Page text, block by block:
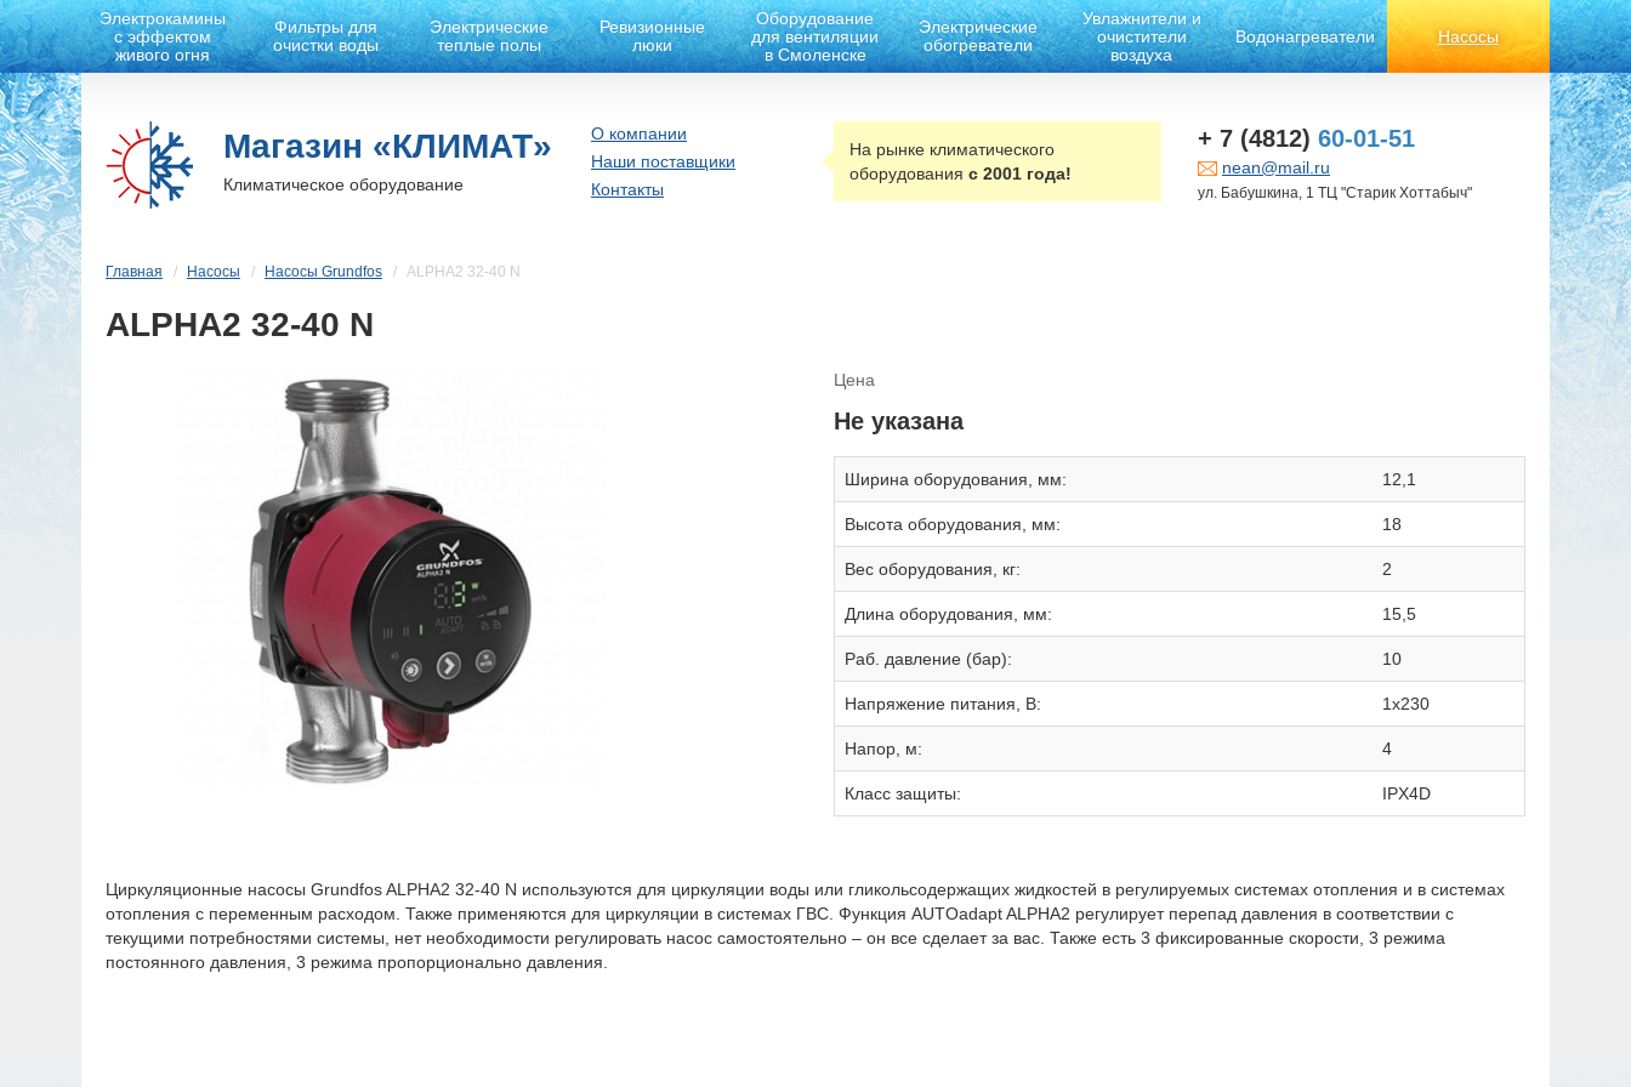
Электрокамины
с эффектом
живого огня
Фильтры для
очистки воды
Электрические
теплые полы
Ревизионные
люки
Оборудование
для вентиляции
в Смоленске
Электрические
обогреватели
Увлажнители и
очистители
воздуха
Водонагреватели Насосы
Магазин «КЛИМАТ»
Климатическое оборудование
О компании
Наши поставщики
Контакты
На рынке климатического
оборудования с 2001 года!
+ 7 (4812) 60-01-51
nean@mail.ru
ул. Бабушкина, 1 ТЦ "Старик Хоттабыч"
Главная Насосы Насосы Grundfos ALPHA2 32-40 N
ALPHA2 32-40 N
Цена
Не указана
Ширина оборудования, мм: 12,1
Высота оборудования, мм: 18
Вес оборудования, кг: 2
Длина оборудования, мм: 15,5
Раб. давление (бар): 10
Hапряжение питания, В: 1х230
Напор, м: 4
Класс защиты: IPX4D
Циркуляционные насосы Grundfos ALPHA2 32-40 N используются для циркуляции воды или гликольсодержащих жидкостей в регулируемых системах отопления и в системах
отопления с переменным расходом. Также применяются для циркуляции в системах ГВС. Функция AUTOadapt ALPHA2 регулирует перепад давления в соответствии с
текущими потребностями системы, нет необходимости регулировать насос самостоятельно – он все сделает за вас. Также есть 3 фиксированные скорости, 3 режима
постоянного давления, 3 режима пропорционально давления.